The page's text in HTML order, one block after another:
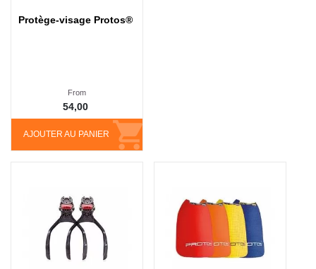
Protège-visage Protos®
AJOUTER AU PANIER
From
54,00